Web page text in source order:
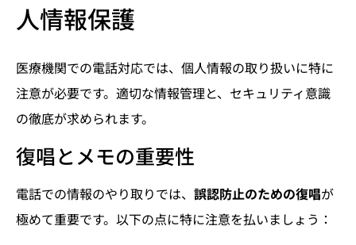
人情報保護
医療機関での電話対応では、個人情報の取り扱いに特に
注意が必要です。適切な情報管理と、セキュリティ意識
の徹底が求められます。
復唱とメモの重要性
電話での情報のやり取りでは、 誤認防止のための復唱が
極めて重要です。以下の点に特に注意を払いましょう：